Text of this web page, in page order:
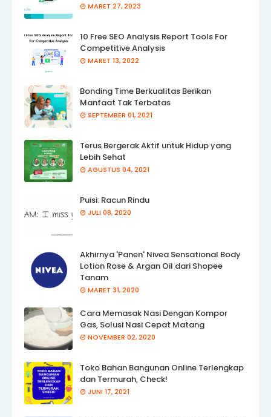
MARET 27, 2023
10 Free SEO Analysis Report Tools For
Competitive Analysis
MARET 13, 2022
Bonding Time Berkualitas Berikan
Manfaat Tak Terbatas
SEPTEMBER 01, 2021
Terus Bergerak Aktif untuk Hidup yang
Lebih Sehat
AGUSTUS 04, 2021
Puisi: Racun Rindu
JULI 08, 2020
Akhirnya 'Panen' Nivea Sensational Body
Lotion Rose & Argan Oil dari Shopee
Tanam
MARET 31, 2020
Cara Memasak Nasi Dengan Kompor
Gas, Solusi Nasi Cepat Matang
NOVEMBER 02, 2020
Toko Bahan Bangunan Online Terlengkap
dan Termurah, Check!
JUNI 17, 2021